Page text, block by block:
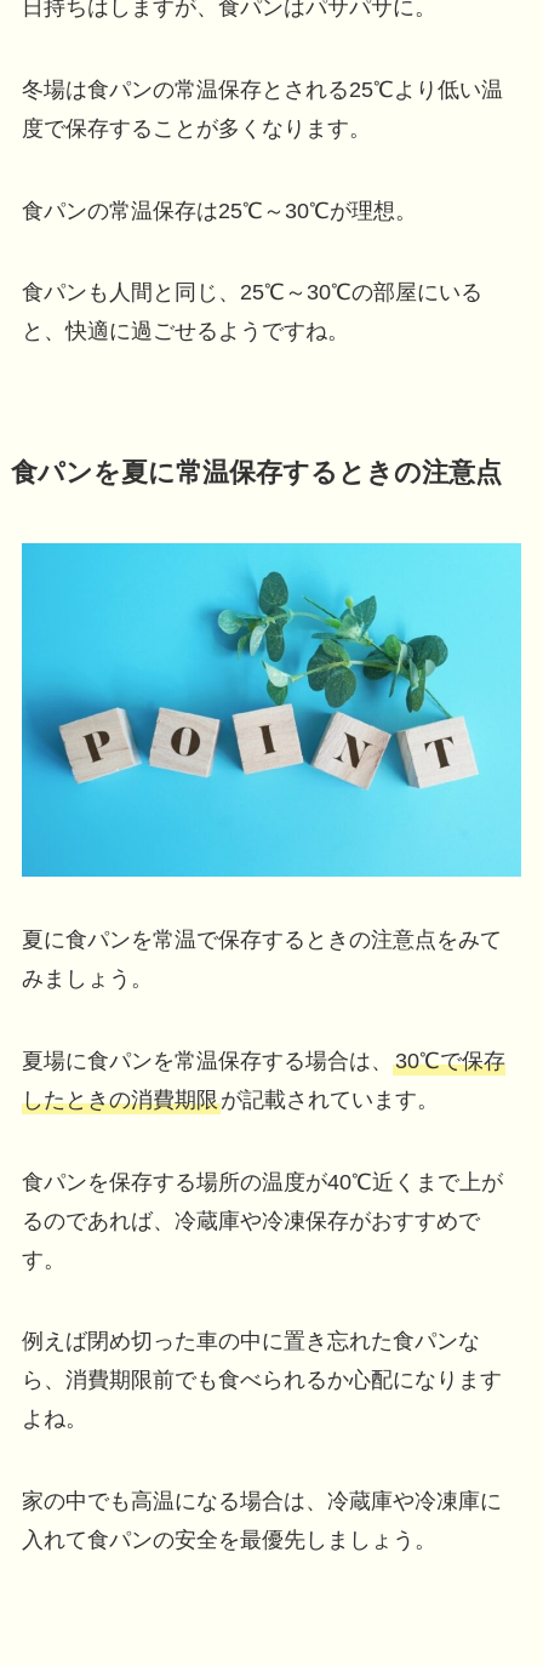
日持ちはしますが、食パンはパサパサに。
冬場は食パンの常温保存とされる25℃より低い温
度で保存することが多くなります。
食パンの常温保存は25℃～30℃が理想。
食パンも人間と同じ、25℃～30℃の部屋にいる
と、快適に過ごせるようですね。
食パンを夏に常温保存するときの注意点
夏に食パンを常温で保存するときの注意点をみて
みましょう。
夏場に食パンを常温保存する場合は、 30℃で保存
したときの消費期限が記載されています。
食パンを保存する場所の温度が40℃近くまで上が
るのであれば、冷蔵庫や冷凍保存がおすすめで
す。
例えば閉め切った車の中に置き忘れた食パンな
ら、消費期限前でも食べられるか心配になります
よね。
家の中でも高温になる場合は、冷蔵庫や冷凍庫に
入れて食パンの安全を最優先しましょう。